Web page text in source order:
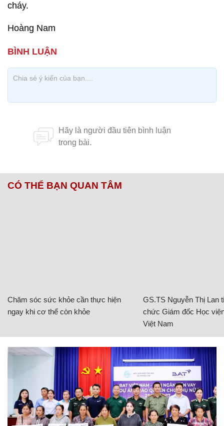
cháy.
Hoàng Nam
CÓ THỂ BẠN QUAN TÂM
Chăm sóc sức khỏe cần thực hiện
ngay khi cơ thể còn khỏe
GS.TS Nguyễn Thị Lan
chức Giám đốc Học
Việt Nam